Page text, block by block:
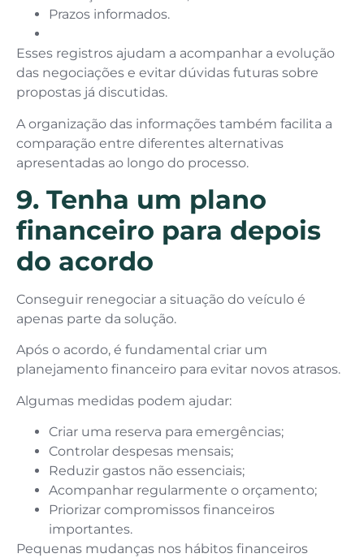
Prazos informados.
Esses registros ajudam a acompanhar a evolução
das negociações e evitar dúvidas futuras sobre
propostas já discutidas.
A organização das informações também facilita a
comparação entre diferentes alternativas
apresentadas ao longo do processo.
9. Tenha um plano
financeiro para depois
do acordo
Conseguir renegociar a situação do veículo é
apenas parte da solução.
Após o acordo, é fundamental criar um
planejamento financeiro para evitar novos atrasos.
Algumas medidas podem ajudar:
Criar uma reserva para emergências;
Controlar despesas mensais;
Reduzir gastos não essenciais;
Acompanhar regularmente o orçamento;
Priorizar compromissos financeiros
importantes.
Pequenas mudanças nos hábitos financeiros